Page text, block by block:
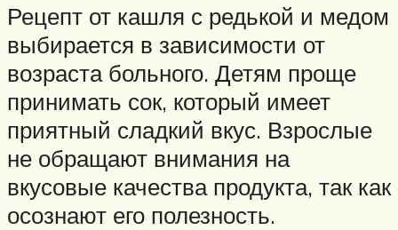
Рецепт от кашля с редькой и медом
выбирается в зависимости от
возраста больного. Детям проще
принимать сок, который имеет
приятный сладкий вкус. Взрослые
не обращают внимания на
вкусовые качества продукта, так как
осознают его полезность.